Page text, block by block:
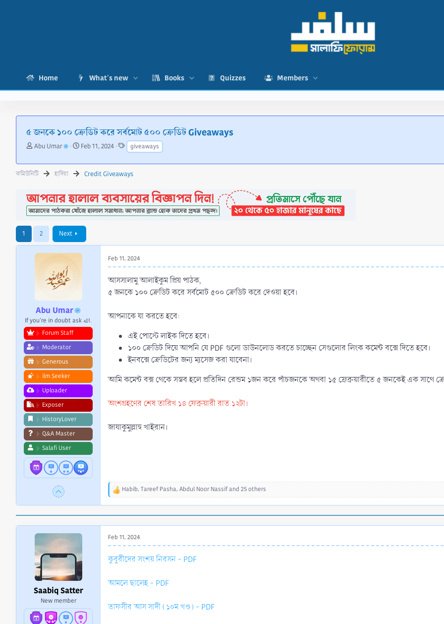
Home What's new Books Quizzes Members
৫ জনকে ১০০ ক্রেডিট করে সর্বমোট ৫০০ ক্রেডিট Giveaways
T
r
e
s
t
r
e
r
Abu Umar
S
a
a
t
Feb 11, 2024
T
a
g
s
giveaways
কমিউনিটি হাদিয়া Credit Giveaways
1 2 Next
Abu Umar
If you're in doubt ask الله.
Forum Staff
Moderator
Generous
ilm Seeker
Uploader
Exposer
HistoryLover
Q&A Master
Salafi User
Feb 11, 2024
আসসালামু আলাইকুম প্রিয় পাঠক,
৫ জনকে ১০০ ক্রেডিট করে সর্বমোট ৫০০ ক্রেডিট করে দেওয়া হবে।
আপনাকে যা করতে হবে:
এই পোস্টে লাইক দিতে হবে।
১০০ ক্রেডিট দিয়ে আপনি যে PDF গুলো ডাউনলোড করতে চাচ্ছেন সেগুলোর লিংক কমেন্ট বক্সে দিতে হবে।
ইনবক্সে ক্রেডিটের জন্য ম্যসেজ করা যাবেনা।
আমি কমেন্ট বক্স থেকে সম্ভব হলে প্রতিদিন রেন্ডম ১জন করে পাঁচজনকে অথবা ১৫ ফ্রেব্রুয়ারীতে ৫ জনকেই এক সাথে
অংশগ্রহণের শেষ তারিখ ১৪ ফেব্রুয়ারী রাত ১২টা।
জাযাকুমুল্লাহু খাইরান।
R
t
i
o
n
s
Habib, Tareef Pasha, Abdul Noor Nassifand 25 others
Saabiq Satter
New member
Feb 11, 2024
কুবুরীদের সংশয় নিরসন - PDF
আমলে ছালেহ - PDF
তাফসীর আস সাদী (১০ম খণ্ড) - PDF